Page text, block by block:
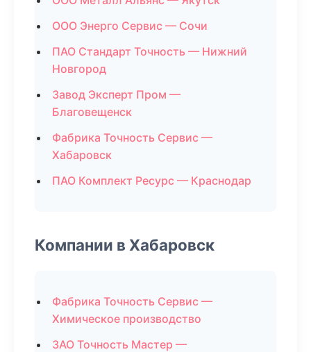
ООО Энерго Сервис — Сочи
ПАО Стандарт Точность — Нижний
Новгород
Завод Эксперт Пром —
Благовещенск
Фабрика Точность Сервис —
Хабаровск
ПАО Комплект Ресурс — Краснодар
Компании в Хабаровск
Фабрика Точность Сервис —
Химическое производство
ЗАО Точность Мастер —